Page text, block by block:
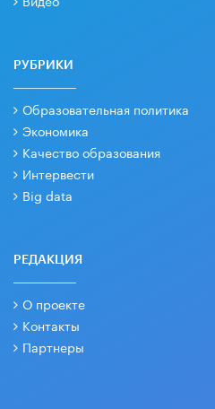
РУБРИКИ
Образовательная политика
Экономика
Качество образования
Интервести
Big data
РЕДАКЦИЯ
О проекте
Контакты
Партнеры